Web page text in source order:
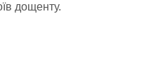
дощенту.